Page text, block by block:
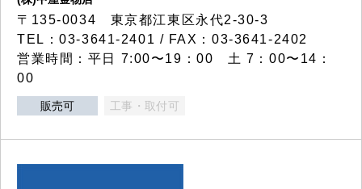
〒135-0034 東京都江東区永代2-30-3
TEL：03-3641-2401 / FAX：03-3641-2402
営業時間：平日 7:00〜19：00 土 7：00〜14：
00
販売可 工事・取付可